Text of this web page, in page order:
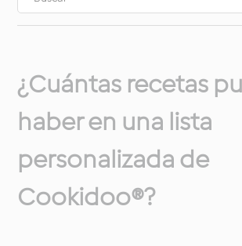
¿Cuántas recetas
haber en una lista
personalizada de
Cookidoo®?